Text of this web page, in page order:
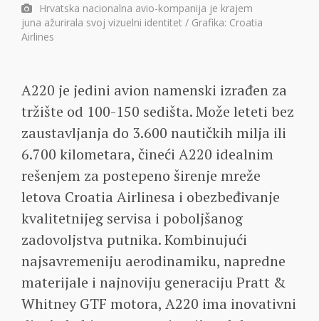
Hrvatska nacionalna avio-kompanija je krajem
juna ažurirala svoj vizuelni identitet / Grafika: Croatia
Airlines
A220 je jedini avion namenski izrađen za
tržište od 100-150 sedišta. Može leteti bez
zaustavljanja do 3.600 nautičkih milja ili
6.700 kilometara, čineći A220 idealnim
rešenjem za postepeno širenje mreže
letova Croatia Airlinesa i obezbeđivanje
kvalitetnijeg servisa i poboljšanog
zadovoljstva putnika. Kombinujući
najsavremeniju aerodinamiku, napredne
materijale i najnoviju generaciju Pratt &
Whitney GTF motora, A220 ima inovativni